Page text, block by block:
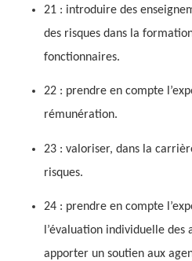
21 : introduire des
des risques dans la
fonctionnaires.
22 : prendre en compte
rémunération.
23 : valoriser, dans la
risques.
24 : prendre en compte
l’évaluation individuelle des
apporter un soutien aux